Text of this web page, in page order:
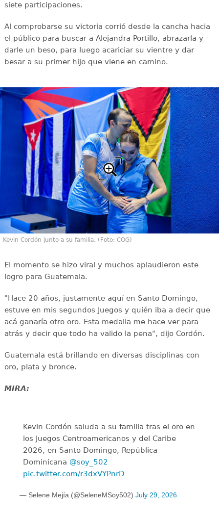
siete participaciones.
Al comprobarse su victoria corrió desde la cancha hacia
el público para buscar a Alejandra Portillo, abrazarla y
darle un beso, para luego acariciar su vientre y dar
besar a su primer hijo que viene en camino.
Kevin Cordón junto a su familia. (Foto: COG)
El momento se hizo viral y muchos aplaudieron este
logro para Guatemala.
"Hace 20 años, justamente aquí en Santo Domingo,
estuve en mis segundos Juegos y quién iba a decir que
acá ganaría otro oro. Esta medalla me hace ver para
atrás y decir que todo ha valido la pena", dijo Cordón.
Guatemala está brillando en diversas disciplinas con
oro, plata y bronce.
MIRA:
Kevin Cordón saluda a su familia tras el oro en
los Juegos Centroamericanos y del Caribe
2026, en Santo Domingo, República
Dominicana @soy_502
pic.twitter.com/r3dxVYPnrD
— Selene Mejía (@SeleneMSoy502) July 29, 2026